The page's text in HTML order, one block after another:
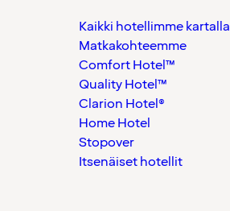
Kaikki hotellimme kartalla
Matkakohteemme
Comfort Hotel™
Quality Hotel™
Clarion Hotel®
Home Hotel
Stopover
Itsenäiset hotellit